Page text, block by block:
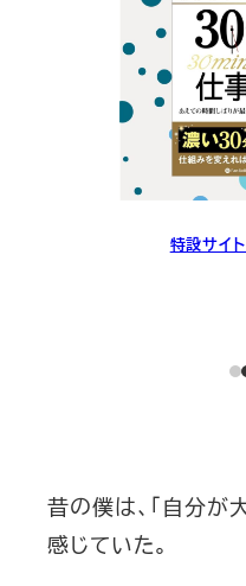
特設サイ
昔の僕は、「自分が
感じていた。